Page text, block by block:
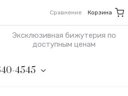
Сравнение Корзина
Эксклюзивная бижутерия по
доступным ценам
4545